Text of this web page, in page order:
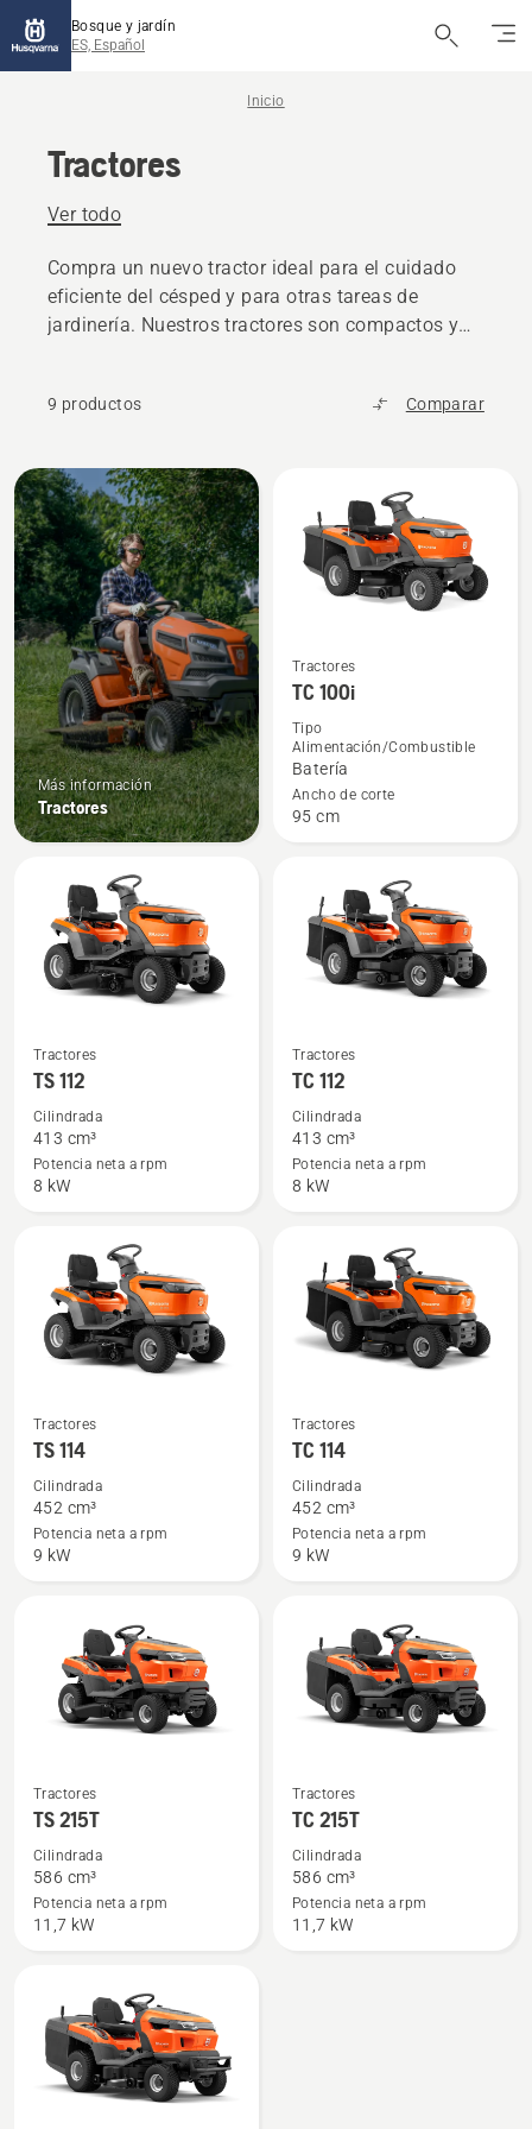
Bosque y jardín
ES, Español
Inicio
Tractores
Ver todo
Compra un nuevo tractor ideal para el cuidado
eficiente del césped y para otras tareas de
jardinería. Nuestros tractores son compactos y
9 productos Comparar
Todos
los
productos
Más información
Tractores
Ver
más
detalles
sobre
TC 100i
Tractores
TC 100i
Tipo
Alimentación/Combustible
Batería
Ancho de corte
95 cm
Ver
más
sobre
TS 112
Tractores
TS 112
Cilindrada
413 cm³
Potencia neta a rpm
8 kW
Ver
más
sobre
TC 112
Tractores
TC 112
Cilindrada
413 cm³
Potencia neta a rpm
8 kW
Ver
más
sobre
TS 114
Tractores
TS 114
Cilindrada
452 cm³
Potencia neta a rpm
9 kW
Ver
más
sobre
TC 114
Tractores
TC 114
Cilindrada
452 cm³
Potencia neta a rpm
9 kW
Ver
más
sobre
TS 215T
Tractores
TS 215T
Cilindrada
586 cm³
Potencia neta a rpm
11,7 kW
Ver
más
sobre
TC 215T
Tractores
TC 215T
Cilindrada
586 cm³
Potencia neta a rpm
11,7 kW